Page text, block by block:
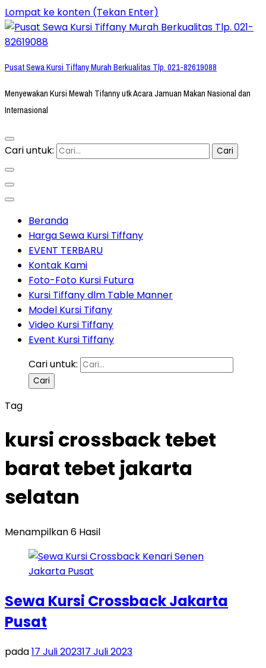
Lompat ke konten (Tekan Enter)
Pusat Sewa Kursi Tiffany Murah Berkualitas Tlp. 021-82619088
Menyewakan Kursi Mewah Tifanny utk Acara Jamuan Makan Nasional dan
Internasional
Cari untuk:
Beranda
Harga Sewa Kursi Tiffany
EVENT TERBARU
Kontak Kami
Foto-Foto Kursi Futura
Kursi Tiffany dlm Table Manner
Model Kursi Tifany
Video Kursi Tiffany
Event Kursi Tiffany
Cari untuk:
Tag
kursi crossback tebet
barat tebet jakarta
selatan
Menampilkan 6 Hasil
Sewa Kursi Crossback Jakarta
Pusat
pada17 Juli 202317 Juli 2023